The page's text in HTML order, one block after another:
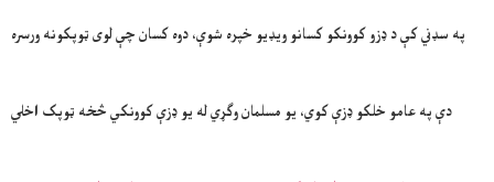
په سډني کې د ډزو کوونکو کسانو ویډیو خپره شوې، دوه کسان چې لوی ټوپکونه ورسره
دې په عامو خلکو ډزې کوي، یو مسلمان وګړي له یو ډزې کوونکي څخه ټوپک اخلي